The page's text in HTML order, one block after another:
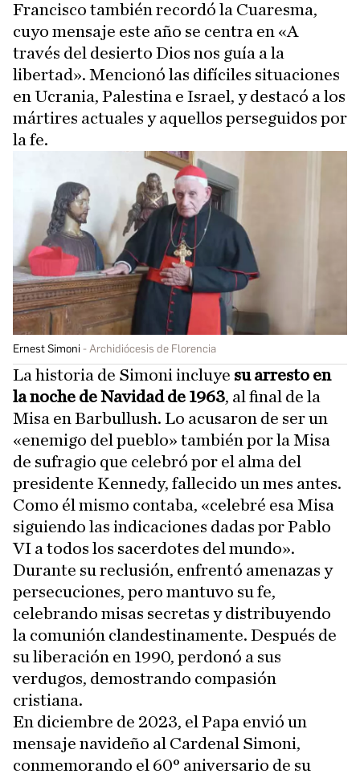
Francisco también recordó la Cuaresma,
cuyo mensaje este año se centra en «A
través del desierto Dios nos guía a la
libertad». Mencionó las difíciles situaciones
en Ucrania, Palestina e Israel, y destacó a los
mártires actuales y aquellos perseguidos por
la fe.
Ernest Simoni Archidiócesis de Florencia
La historia de Simoni incluye su arresto en
la noche de Navidad de 1963, al final de la
Misa en Barbullush. Lo acusaron de ser un
«enemigo del pueblo» también por la Misa
de sufragio que celebró por el alma del
presidente Kennedy, fallecido un mes antes.
Como él mismo contaba, «celebré esa Misa
siguiendo las indicaciones dadas por Pablo
VI a todos los sacerdotes del mundo».
Durante su reclusión, enfrentó amenazas y
persecuciones, pero mantuvo su fe,
celebrando misas secretas y distribuyendo
la comunión clandestinamente. Después de
su liberación en 1990, perdonó a sus
verdugos, demostrando compasión
cristiana.
En diciembre de 2023, el Papa envió un
mensaje navideño al Cardenal Simoni,
conmemorando el 60° aniversario de su